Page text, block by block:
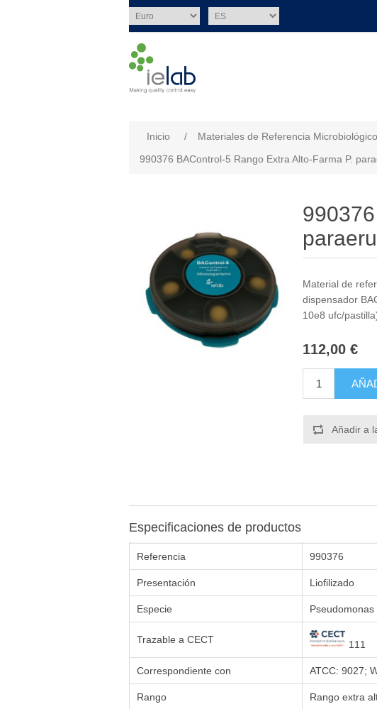
Inicio / Materiales de Referencia
990376 BAControl-5 Rango Extra Alto-Farma P.
Material de
dispensador
10e8 ufc/
112,00 €
Añadir a
Especificaciones de productos
Referencia 990376
Presentación Liofilizado
Especie
Trazable a CECT 111
Correspondiente con ATCC: 9027;
Rango Rango extra